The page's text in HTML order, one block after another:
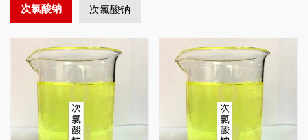
次氯酸钠 次氯酸钠